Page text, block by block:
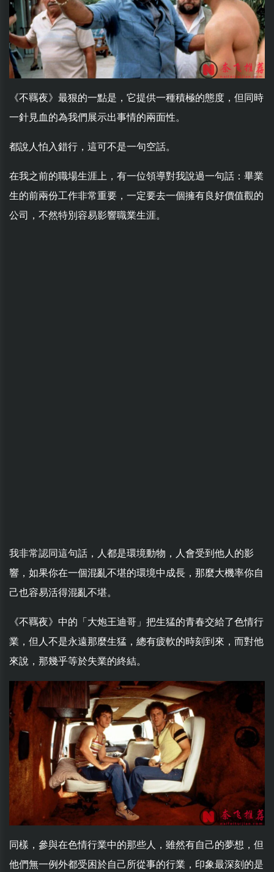
《不羈夜》最狠的一點是，它提供一種積極的態度，但同時
一針見血的為我們展示出事情的兩面性。
都說人怕入錯行，這可不是一句空話。
在我之前的職場生涯上，有一位領導對我說過一句話：畢業
生的前兩份工作非常重要，一定要去一個擁有良好價值觀的
公司，不然特別容易影響職業生涯。
我非常認同這句話，人都是環境動物，人會受到他人的影
響，如果你在一個混亂不堪的環境中成長，那麼大機率你自
己也容易活得混亂不堪。
《不羈夜》中的「大炮王迪哥」把生猛的青春交給了色情行
業，但人不是永遠那麼生猛，總有疲軟的時刻到來，而對他
來說，那幾乎等於失業的終結。
同樣，參與在色情行業中的那些人，雖然有自己的夢想，但
他們無一例外都受困於自己所從事的行業，印象最深刻的是